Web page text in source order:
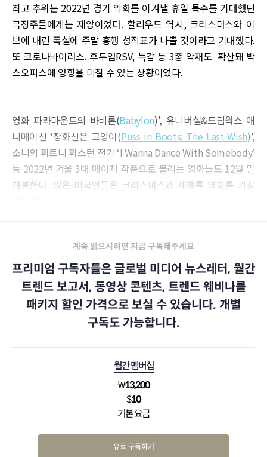
최고 추위는 2022년 경기 악화를 이겨낼 휴일 특수를 기대했던
극장주들에게는 재앙이었다. 할리우드 역시, 크리스마스와 이
브에 내린 폭설에 주말 흥행 성적표가 나쁠 것이라고 기대했다.
또 코로나바이러스. 후두염RSV, 독감 등 3종 악재도 확산돼 박
스오피스에 영향을 미칠 수 있는 상황이었다.
영화 파라마운트의 바비론(Babylon)’, 유니버설&드림웍스 애
니메이션 ‘장화신은 고양이(Puss in Boots: The Last Wish)’,
소니의 휘트니 휘스턴 전기 ‘I Wanna Dance With Somebody’
등 2022년 겨울 3대 메이저 작품으로 불리는 영화들도 12월 말
개봉한다. 많은 미국인들은 크리스마스와 새해를 영화를 가장
계속 읽으시려면 지금 구독해주세요
프리미엄 구독자들은 글로벌 미디어 뉴스레터, 월간
트렌드 보고서, 동영상 콘텐츠, 트렌드 웨비나를
패키지 할인 가격으로 보실 수 있습니다. 개별
구독도 가능합니다.
월간 멤버십
₩13,200
$10
기본 요금
유료 구독하기